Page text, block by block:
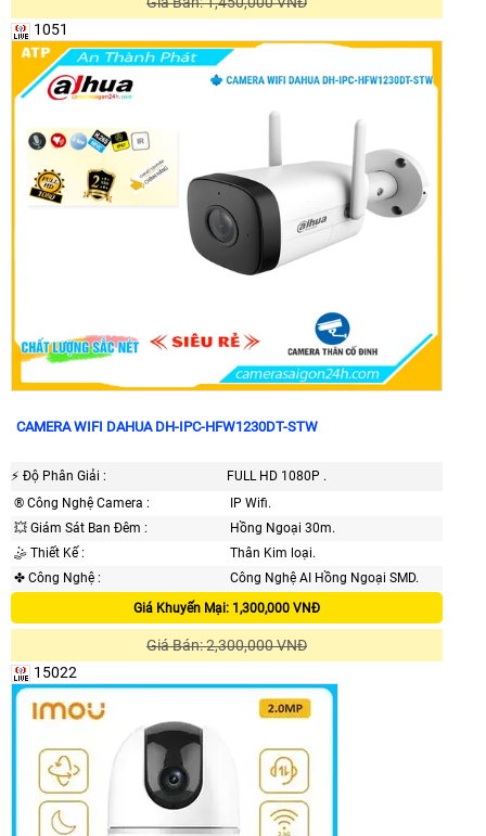
1051
CAMERA WIFI DAHUA DH-IPC-HFW1230DT-STW
️⚡ Độ Phân Giải :
FULL HD 1080P .
®️ Công Nghệ Camera :
IP Wifi.
💥 Giám Sát Ban Đêm :
Hồng Ngoại 30m.
🤹 Thiết Kế :
Thân Kim loại.
✤ Công Nghệ :
Công Nghệ AI Hồng Ngoại SMD.
Giá Khuyến Mại: 1,300,000 VNĐ
Giá Bán: 2,300,000 VNĐ
15022